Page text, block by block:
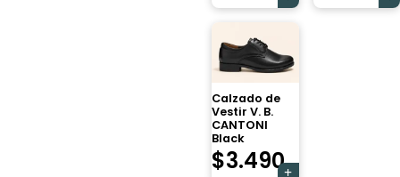
Calzado de
Vestir V. B.
CANTONI
Black
$3.490